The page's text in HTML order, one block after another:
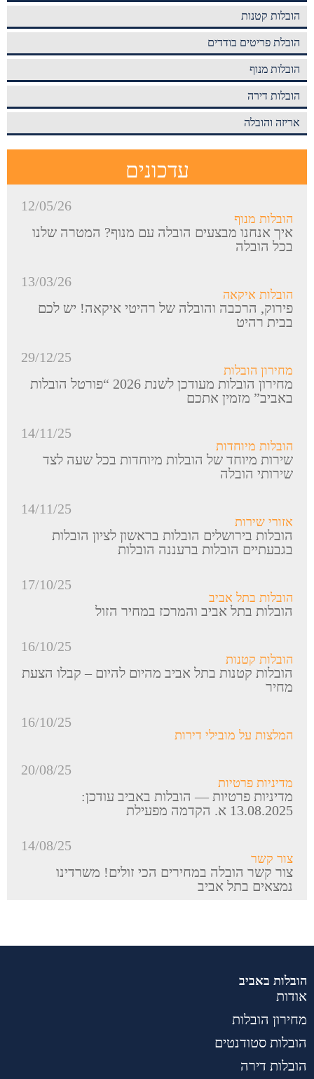
הובלות קטנות
הובלת פריטים בודדים
הובלות מנוף
הובלות דירה
אריזה והובלה
עדכונים
12/05/26
הובלות מנוף
איך אנחנו מבצעים הובלה עם מנוף? המטרה שלנו
בכל הובלה
13/03/26
הובלות איקאה
פירוק, הרכבה והובלה של רהיטי איקאה! יש לכם
בבית רהיט
29/12/25
מחירון הובלות
מחירון הובלות מעודכן לשנת 2026 “פורטל הובלות
באביב” מזמין אתכם
14/11/25
הובלות מיוחדות
שירות מיוחד של הובלות מיוחדות בכל שעה לצד
שירותי הובלה
14/11/25
אזורי שירות
הובלות בירושלים הובלות בראשון לציון הובלות
בגבעתיים הובלות ברעננה הובלות
17/10/25
הובלות בתל אביב
הובלות בתל אביב והמרכז במחיר הזול
16/10/25
הובלות קטנות
הובלות קטנות בתל אביב מהיום להיום – קבלו הצעת
מחיר
16/10/25
המלצות על מובילי דירות
20/08/25
מדיניות פרטיות
מדיניות פרטיות — הובלות באביב עודכן:
13.08.2025 א. הקדמה מפעילת
14/08/25
צור קשר
צור קשר הובלה במחירים הכי זולים! משרדינו
נמצאים בתל אביב
הובלות באביב
אודות
מחירון הובלות
הובלות סטודנטים
הובלות דירה